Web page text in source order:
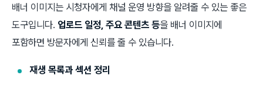
배너 이미지는 시청자에게 채널 운영 방향을 알려줄 수 있는 좋은
도구입니다. 업로드 일정, 주요 콘텐츠 등을 배너 이미지에
포함하면 방문자에게 신뢰를 줄 수 있습니다.
재생 목록과 섹션 정리